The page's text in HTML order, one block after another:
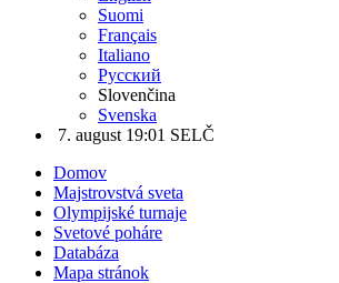
Suomi
Français
Italiano
Русский
Slovenčina
Svenska
7. august 19:01 SELČ
Domov
Majstrovstvá sveta
Olympijské turnaje
Svetové poháre
Databáza
Mapa stránok